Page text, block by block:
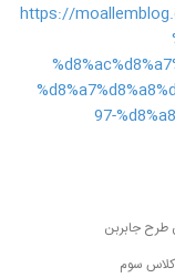
https://
97-
طرح جابربن
کلاس سوم